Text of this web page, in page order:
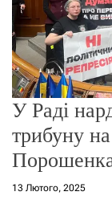
У Раді
трибуну
13 Лютого, 2025